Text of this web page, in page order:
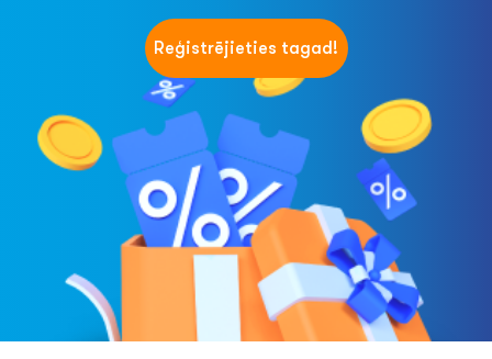
Reģistrējieties tagad!